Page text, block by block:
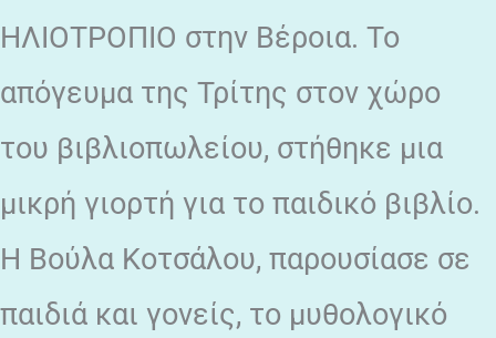
ΗΛΙΟΤΡΟΠΙΟ στην Βέροια. Το
απόγευμα της Τρίτης στον χώρο
του βιβλιοπωλείου, στήθηκε μια
μικρή γιορτή για το παιδικό βιβλίο.
Η Βούλα Κοτσάλου, παρουσίασε σε
παιδιά και γονείς, το μυθολογικό